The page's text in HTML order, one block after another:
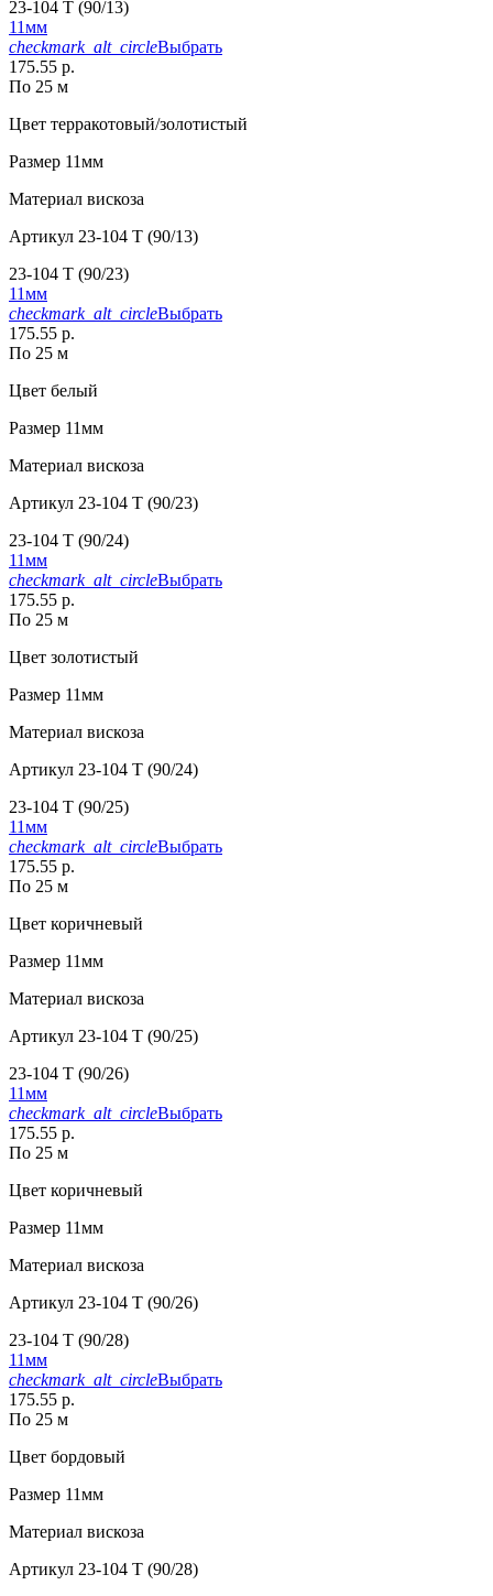
23-104 T (90/13)
11мм
checkmark_alt_circleВыбрать
175.55 р.
По 25 м
Цвет терракотовый/золотистый
Размер 11мм
Материал вискоза
Артикул 23-104 T (90/13)
23-104 T (90/23)
11мм
checkmark_alt_circleВыбрать
175.55 р.
По 25 м
Цвет белый
Размер 11мм
Материал вискоза
Артикул 23-104 T (90/23)
23-104 T (90/24)
11мм
checkmark_alt_circleВыбрать
175.55 р.
По 25 м
Цвет золотистый
Размер 11мм
Материал вискоза
Артикул 23-104 T (90/24)
23-104 T (90/25)
11мм
checkmark_alt_circleВыбрать
175.55 р.
По 25 м
Цвет коричневый
Размер 11мм
Материал вискоза
Артикул 23-104 T (90/25)
23-104 T (90/26)
11мм
checkmark_alt_circleВыбрать
175.55 р.
По 25 м
Цвет коричневый
Размер 11мм
Материал вискоза
Артикул 23-104 T (90/26)
23-104 T (90/28)
11мм
checkmark_alt_circleВыбрать
175.55 р.
По 25 м
Цвет бордовый
Размер 11мм
Материал вискоза
Артикул 23-104 T (90/28)